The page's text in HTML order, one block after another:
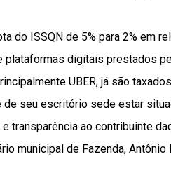
do ISSQN de 5% para 2% em
digitais prestados
UBER, já são
de seu escritório sede estar
transparência ao contribuinte
municipal de Fazenda,